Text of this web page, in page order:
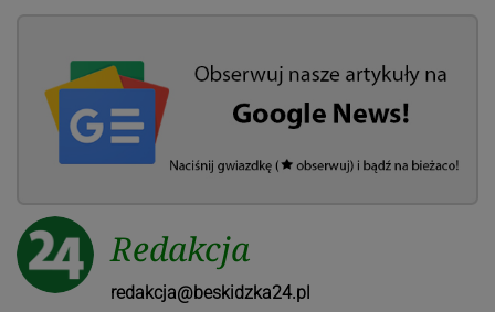
Redakcja
redakcja@beskidzka24.pl